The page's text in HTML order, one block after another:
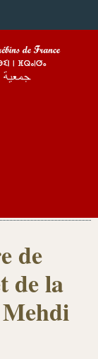
de
de la